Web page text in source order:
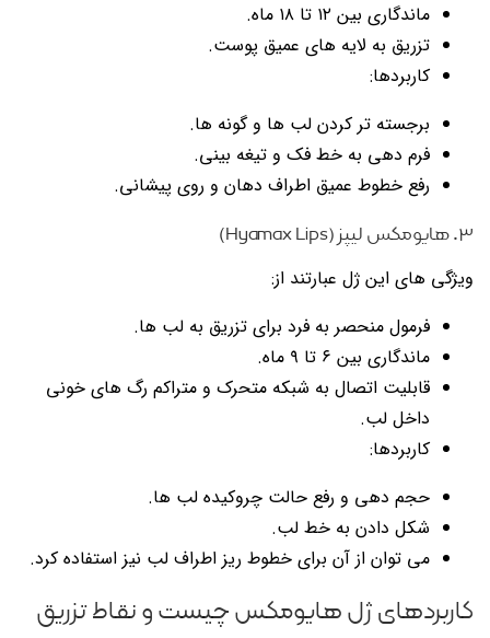
ماندگاری بین ۱۲ تا ۱۸ ماه.
تزریق به لایه های عمیق پوست.
کاربردها:
برجسته تر کردن لب ها و گونه ها.
فرم دهی به خط فک و تیغه بینی.
رفع خطوط عمیق اطراف دهان و روی پیشانی.
۳. هایومکس لیپز (Hyamax Lips)
ویژگی های این ژل عبارتند از:
فرمول منحصر به فرد برای تزریق به لب ها.
ماندگاری بین ۶ تا ۹ ماه.
قابلیت اتصال به شبکه متحرک و متراکم رگ های خونی
داخل لب.
کاربردها:
حجم دهی و رفع حالت چروکیده لب ها.
شکل دادن به خط لب.
می توان از آن برای خطوط ریز اطراف لب نیز استفاده کرد.
کاربردهای ژل هایومکس چیست و نقاط تزریق